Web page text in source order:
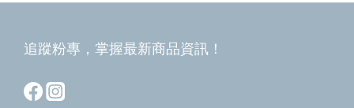
追蹤粉專，掌握最新商品資訊！